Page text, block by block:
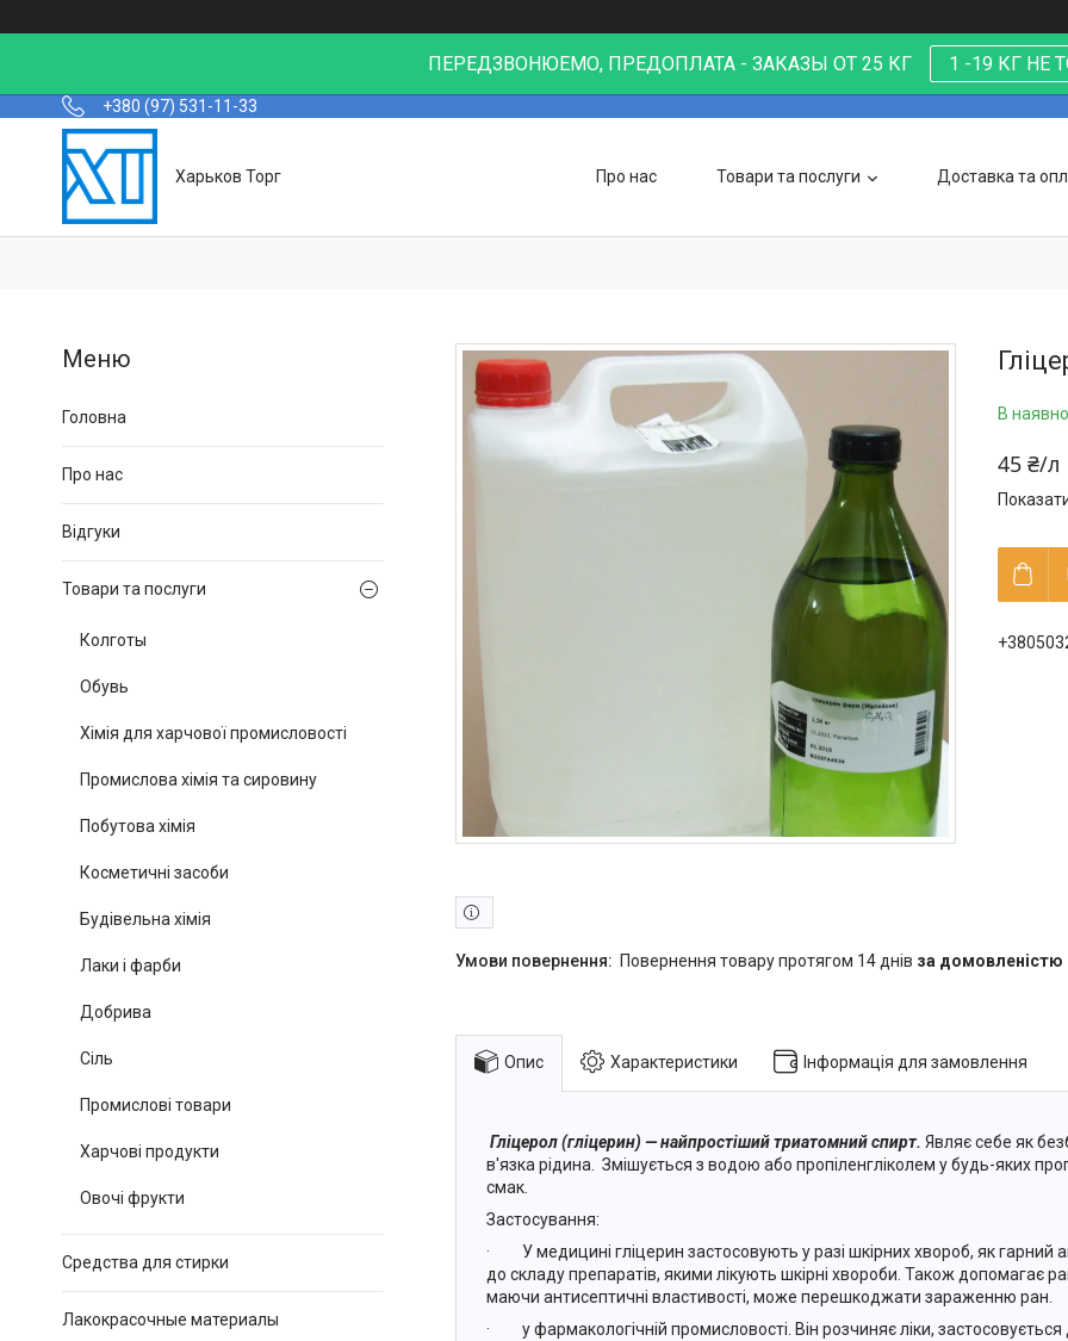
ПЕРЕДЗВОНЮЕМО, ПРЕДОПЛАТА - ЗАКАЗЫ ОТ 25 КГ 1 -19 КГ НЕ
+380 (97) 531-11-33
Харьков Торг Про нас Товари та послуги Доставка та
В
45 ₴/л
повернення товару протягом 14 днів за домовленістю
Опис Характеристики Інформація для замовлення
Гліцерол (гліцерин) — найпростіший триатомний спирт. Являє себе як
в'язка рідина. Змішується з водою або пропіленгліколем у будь-яких
смак.
Застосування:
· У медицині гліцерин застосовують у разі шкірних хвороб, як гарний
до складу препаратів, якими лікують шкірні хвороби. Також допомагає
маючи антисептичні властивості, може перешкоджати зараженню ран.
· у фармакологічній промисловості. Він розчиняє ліки,
Головна
Про нас
Відгуки
Товари та послуги
Колготы
Обувь
Хімія для харчової промисловості
Промислова хімія та сировину
Побутова хімія
Косметичні засоби
Будівельна хімія
Лаки і фарби
Добрива
Сіль
Промислові товари
Харчові продукти
Овочі фрукти
Средства для стирки
Лакокрасочные материалы